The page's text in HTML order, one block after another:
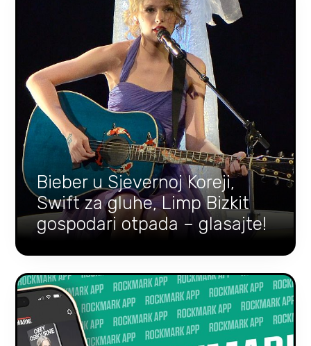
Bieber u Sjevernoj Koreji,
Swift za gluhe, Limp Bizkit
gospodari otpada – glasajte!